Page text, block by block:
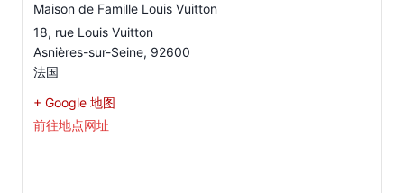
Maison de Famille Louis Vuitton
18, rue Louis Vuitton
Asnières-sur-Seine, 92600
法国
+ Google 地图
前往地点网址